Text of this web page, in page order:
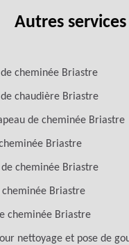
Autres services
cheminée Briastre
chaudière Briastre
de cheminée Briastre
cheminée Briastre
cheminée Briastre
cheminée Briastre
cheminée Briastre
nettoyage et pose de